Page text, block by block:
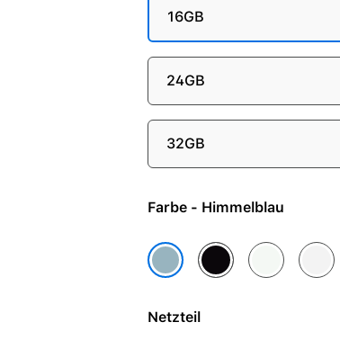
16GB
24GB
32GB
Farbe - Himmelblau
HimmelblauMitternachtPolarsternSilber
Netzteil